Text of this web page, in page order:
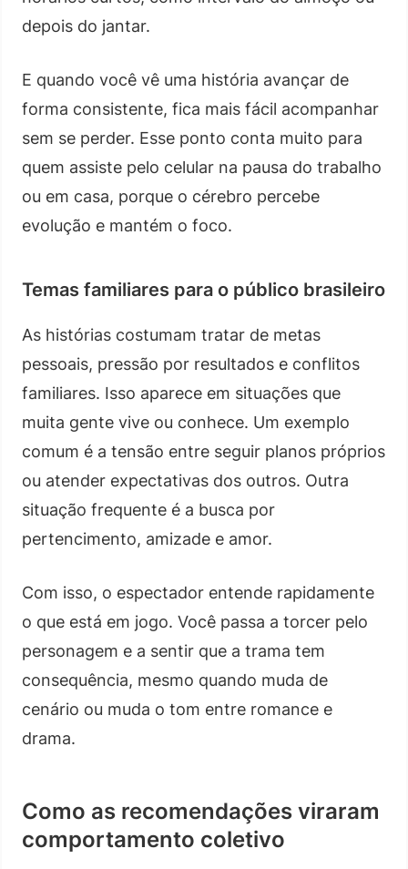
depois do jantar.
E quando você vê uma história avançar de
forma consistente, fica mais fácil acompanhar
sem se perder. Esse ponto conta muito para
quem assiste pelo celular na pausa do trabalho
ou em casa, porque o cérebro percebe
evolução e mantém o foco.
Temas familiares para o público brasileiro
As histórias costumam tratar de metas
pessoais, pressão por resultados e conflitos
familiares. Isso aparece em situações que
muita gente vive ou conhece. Um exemplo
comum é a tensão entre seguir planos próprios
ou atender expectativas dos outros. Outra
situação frequente é a busca por
pertencimento, amizade e amor.
Com isso, o espectador entende rapidamente
o que está em jogo. Você passa a torcer pelo
personagem e a sentir que a trama tem
consequência, mesmo quando muda de
cenário ou muda o tom entre romance e
drama.
Como as recomendações viraram
comportamento coletivo